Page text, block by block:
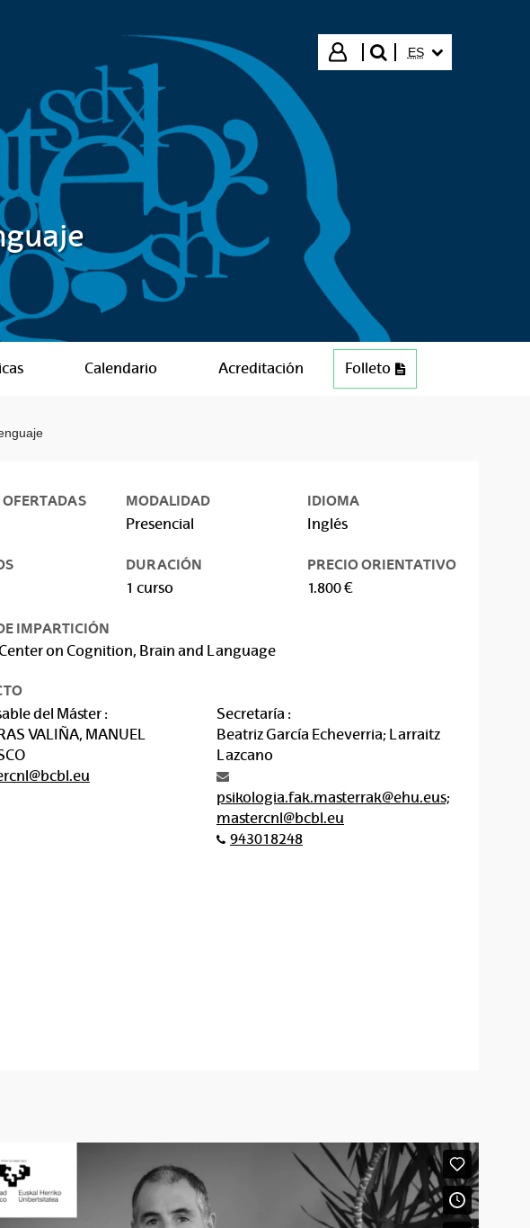
Iniciar sesión
buscar"
ES
Calendario Acreditación Folleto
MODALIDAD
Presencial
IDIOMA
Inglés
DURACIÓN
1 curso
PRECIO ORIENTATIVO
1.800 €
IMPARTICIÓN
on Cognition, Brain and Language
del Máster :
VALIÑA, MANUEL
Secretaría :
Beatriz García Echeverria; Larraitz
Lazcano
psikologia.fak.masterrak@ehu.eus;
mastercnl@bcbl.eu
943018248